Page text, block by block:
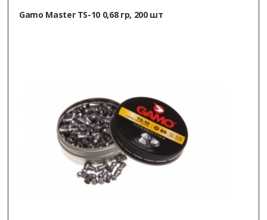
Gamo Master TS-10 0,68 гр, 200 шт